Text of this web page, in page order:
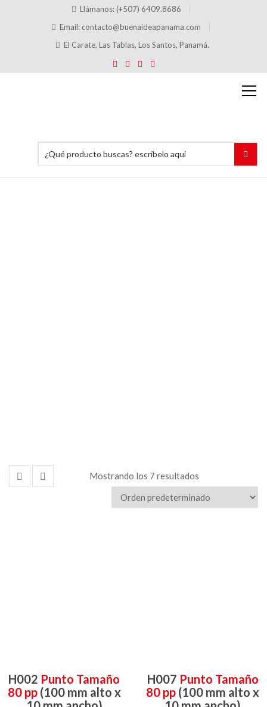
Llámanos: (+507) 6409.8686
Email: contacto@buenaideapanama.com
El Carate, Las Tablas, Los Santos, Panamá.
Mostrando los 7 resultados
H002 Punto Tamaño
80 pp(100 mm alto x
H007 Punto Tamaño
80 pp (100 mm alto x